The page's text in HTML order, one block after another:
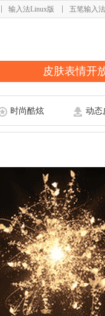
输入法Linux版 五笔输入法
皮肤表情开
时尚酷炫 动态